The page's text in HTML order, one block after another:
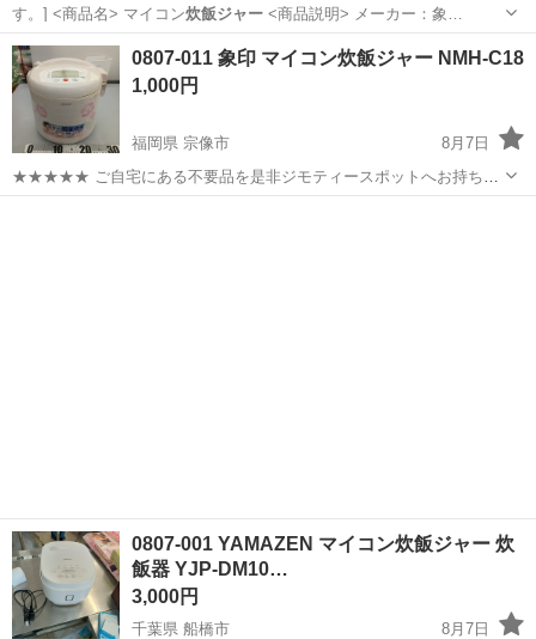
す。] <商品名> マイコン炊飯ジャー <商品説明> メーカー：象…
群馬 前橋市 キッチン家電 炊飯ジャー
0807-011 象印 マイコン炊飯ジャー NMH-C18
1,000円
福岡県 宗像市
8月7日
★★★★★ ご自宅にある不要品を是非ジモティースポットへお持ち込
みしませんか？ 家電、趣味・スポーツ・レジャー用品、こども用品、
0807-001 YAMAZEN マイコン炊飯ジャー 炊
飯器 YJP-DM10…
3,000円
千葉県 船橋市
8月7日